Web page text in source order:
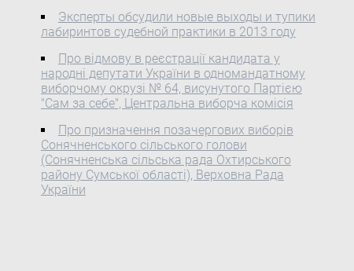
катастрофам у житлово-комунальному
господарстві м. Славутича" (Офіційний вісник
України, 2012 р., № 20, ст. 747) зміни, що
додаються.
Міністерства внутрішніх справ України
Эксперты обсудили новые выходы и тупики
лабиринтов судебной практики в 2013 году
Про відмову в реєстрації кандидата у
народні депутати України в одномандатному
виборчому окрузі № 64, висунутого Партією
"Сам за себе", Центральна виборча комісія
Про призначення позачергових виборів
Сонячненського сільського голови
(Сонячненська сільська рада Охтирського
району Сумської області), Верховна Рада
України